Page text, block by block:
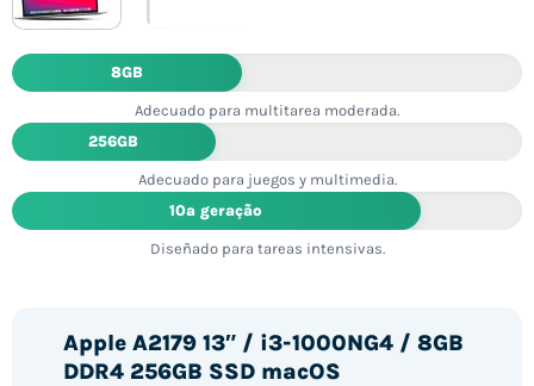
8GB
Adecuado para multitarea moderada.
256GB
Adecuado para juegos y multimedia.
10ª geração
Diseñado para tareas intensivas.
Apple A2179 13″ / i3-1000NG4 / 8GB
DDR4 256GB SSD macOS